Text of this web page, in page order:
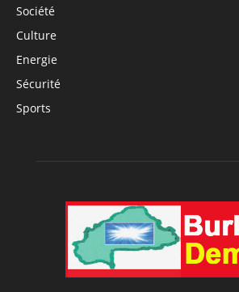
Société
Culture
Energie
Sécurité
Sports